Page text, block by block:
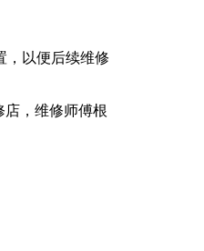
，以便后续维修
店，维修师傅根